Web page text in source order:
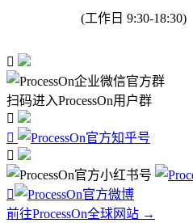
(工作日 9:30-18:30)

扫码进入ProcessOn用户群




前往ProcessOn全球网站 →